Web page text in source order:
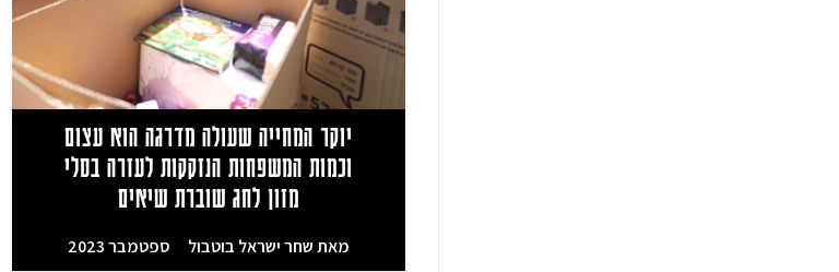
יוקר המחייה שעולה מדרגה הוא עצום
וכמות המשפחות הנזקקות לעזרה בסלי
מזון לחג שוברת שיאים
מאתשחר ישראל בוטבול ספטמבר 2023